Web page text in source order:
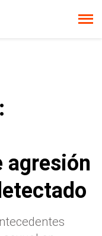
agresión